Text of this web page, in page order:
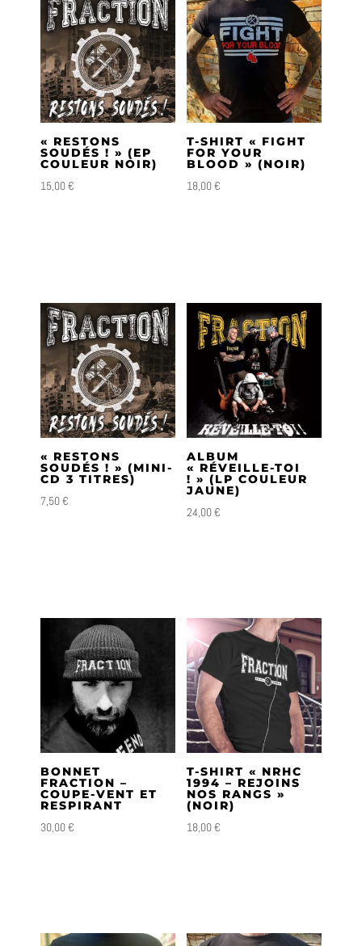
« RESTONS
SOUDÉS ! » (EP
COULEUR NOIR)
15,00€
T-SHIRT « FIGHT
FOR YOUR
BLOOD » (NOIR)
18,00€
« RESTONS
SOUDÉS ! » (MINI-
CD 3 TITRES)
7,50€
ALBUM
« RÉVEILLE-TOI
! » (LP COULEUR
JAUNE)
24,00€
BONNET
FRACTION –
COUPE-VENT ET
RESPIRANT
30,00€
T-SHIRT « NRHC
1994 – REJOINS
NOS RANGS »
(NOIR)
18,00€